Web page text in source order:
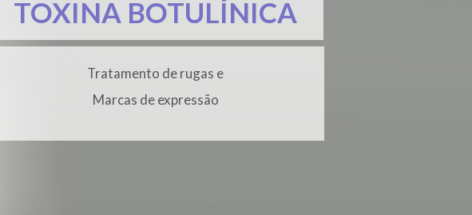
TOXINA BOTULÍNICA
Tratamento de rugas e
Marcas de expressão